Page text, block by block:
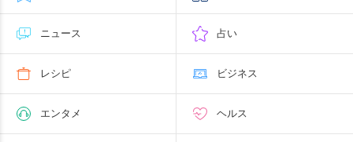
ニュース 占い
レシピ ビジネス
エンタメ ヘルス